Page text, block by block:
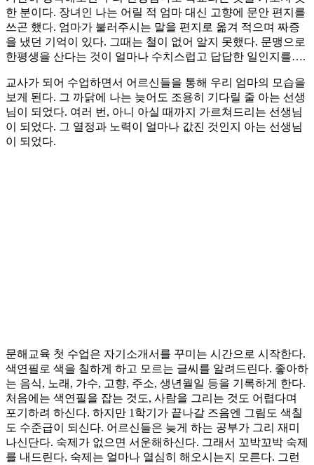
한 분이다. 장녀인 나는 어릴 적 엄마 대신 고향에 문안 편지를
쓰곤 했다. 엄마가 불러주시는 말을 편지로 옮겨 적으며 짜증
을 냈던 기억이 있다. 그때는 철이 없어 알지 못했다. 문맹으로
한평생을 산다는 것이 얼마나 수치스럽고 답답한 일인지를….
교사가 되어 수업하면서 어르신들을 통해 우리 엄마의 모습을
보게 된다. 그 까닭에 나는 늦어도 조용히 기다릴 줄 아는 선생
님이 되었다. 여러 번, 아니 아실 때까지 가르쳐드리는 선생님
이 되었다. 그 열정과 노력이 얼마나 값진 것인지 아는 선생님
이 되었다.
문해교육 첫 수업은 자기소개서를 꾸미는 시간으로 시작한다.
색연필로 색을 칠하게 하고 모르는 글씨를 알려드린다. 좋아하
는 음식, 노래, 가수, 고향, 주소, 생년월일 등을 기록하게 한다.
처음에는 색연필을 잡는 것도, 사람을 그리는 것도 어렵다며
포기하려 하신다. 하지만 1학기가 끝나갈 즈음엔 그림도 색칠
도 수준급이 되신다. 어르신들은 늦게 하는 공부가 그리 재미
나신단다. 숙제가 없으면 서운해하신다. 그래서 꼬박꼬박 숙제
를 내드린다. 숙제는 얼마나 열심히 해오시는지 모른다. 그런